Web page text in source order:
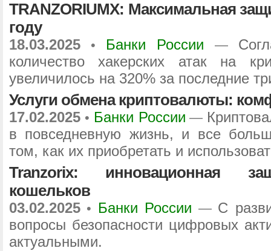
TRANZORIUMX: Максимальная
году
18.03.2025 • Банки России —
количество хакерских атак на
увеличилось на 320% за последние
Услуги обмена криптовалюты:
17.02.2025 • Банки России —
в повседневную жизнь, и все
том, как их приобретать и
Tranzorix: инновационная
кошельков
03.02.2025 • Банки России — С
вопросы безопасности цифровых
актуальными.